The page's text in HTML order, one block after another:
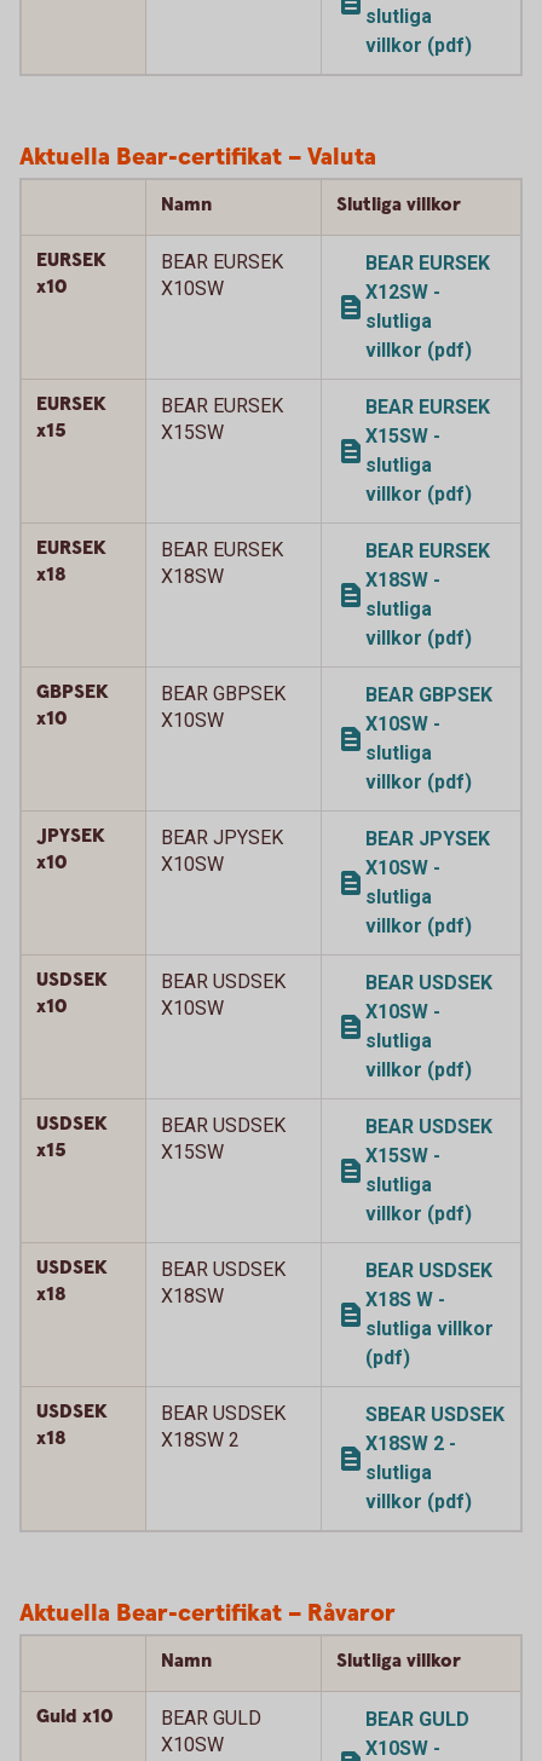
slutliga
villkor (pdf)
Aktuella Bear-certifikat – Valuta
Namn Slutliga villkor
EURSEK
x10
BEAR EURSEK
X10SW
BEAR EURSEK
X12SW -
slutliga
villkor (pdf)
EURSEK
x15
BEAR EURSEK
X15SW
BEAR EURSEK
X15SW -
slutliga
villkor (pdf)
EURSEK
x18
BEAR EURSEK
X18SW
BEAR EURSEK
X18SW -
slutliga
villkor (pdf)
GBPSEK
x10
BEAR GBPSEK
X10SW
BEAR GBPSEK
X10SW -
slutliga
villkor (pdf)
JPYSEK
x10
BEAR JPYSEK
X10SW
BEAR JPYSEK
X10SW -
slutliga
villkor (pdf)
USDSEK
x10
BEAR USDSEK
X10SW
BEAR USDSEK
X10SW -
slutliga
villkor (pdf)
USDSEK
x15
BEAR USDSEK
X15SW
BEAR USDSEK
X15SW -
slutliga
villkor (pdf)
USDSEK
x18
BEAR USDSEK
X18SW
BEAR USDSEK
X18S W -
slutliga villkor
(pdf)
USDSEK
x18
BEAR USDSEK
X18SW 2
SBEAR USDSEK
X18SW 2 -
slutliga
villkor (pdf)
Aktuella Bear-certifikat – Råvaror
Namn Slutliga villkor
Guld x10
BEAR GULD
X10SW
BEAR GULD
X10SW -